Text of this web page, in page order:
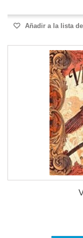
Añadir a la lista